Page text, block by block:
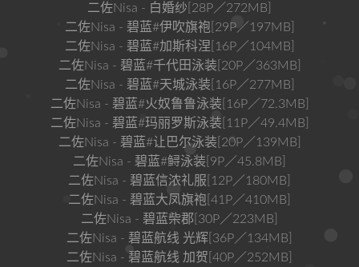
二佐Nisa - 白婚纱[28P／272MB]
二佐Nisa - 碧蓝#伊吹旗袍[29P／197MB]
二佐Nisa - 碧蓝#加斯科涅[16P／104MB]
二佐Nisa - 碧蓝#千代田泳装[20P／363MB]
二佐Nisa - 碧蓝#天城泳装[16P／277MB]
二佐Nisa - 碧蓝#火奴鲁鲁泳装[16P／72.3MB]
二佐Nisa - 碧蓝#玛丽罗斯泳装[11P／49.4MB]
二佐Nisa - 碧蓝#让巴尔泳装[20P／139MB]
二佐Nisa - 碧蓝#鲟泳装[9P／45.8MB]
二佐Nisa - 碧蓝信浓礼服[12P／180MB]
二佐Nisa - 碧蓝大凤旗袍[41P／410MB]
二佐Nisa - 碧蓝柴郡[30P／223MB]
二佐Nisa - 碧蓝航线 光辉[36P／134MB]
二佐Nisa - 碧蓝航线 加贺[40P／252MB]